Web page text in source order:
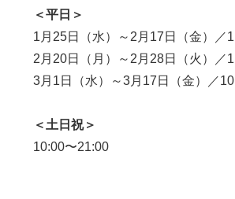
＜平日＞
1月25日（水）～2月17日（金）／
2月20日（月）～2月28日（火）／
3月1日（水）～3月17日（金）／
＜土日祝＞
10:00〜21:00